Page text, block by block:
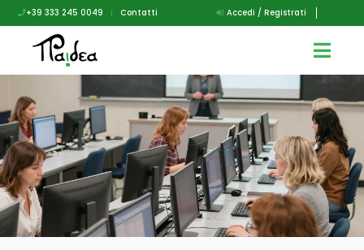
+39 333 245 0049 | Contatti Accedi / Registrati